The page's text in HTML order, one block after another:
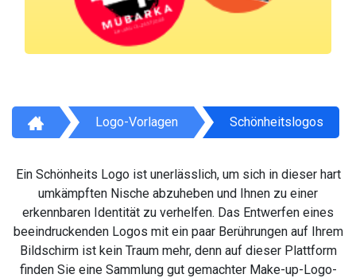
Logo-Vorlagen Schönheitslogos
Ein Schönheits Logo ist unerlässlich, um sich in dieser hart
umkämpften Nische abzuheben und Ihnen zu einer
erkennbaren Identität zu verhelfen. Das Entwerfen eines
beeindruckenden Logos mit ein paar Berührungen auf Ihrem
Bildschirm ist kein Traum mehr, denn auf dieser Plattform
finden Sie eine Sammlung gut gemachter Make-up-Logo-